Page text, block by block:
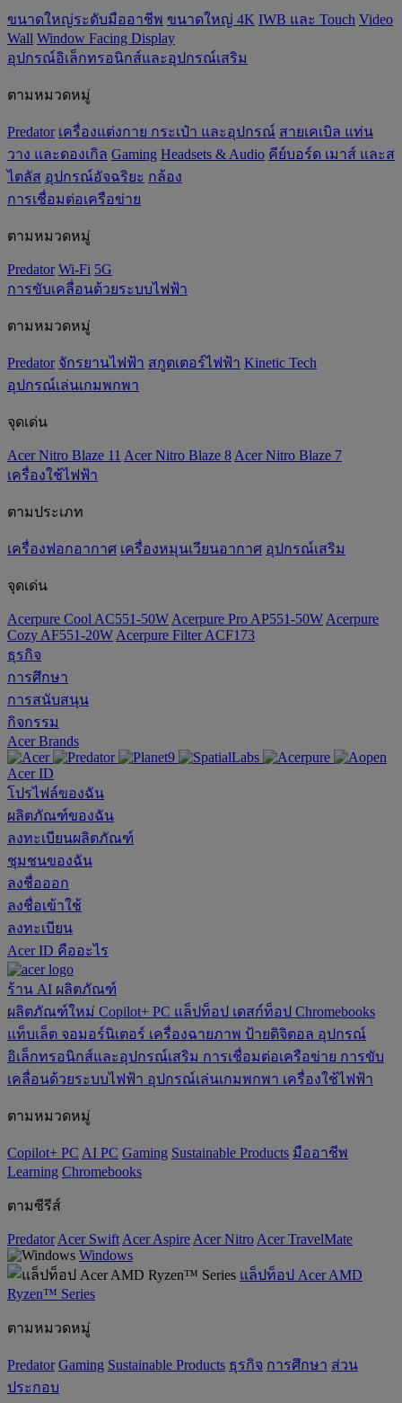
ขนาดใหญ่ระดับมืออาชีพ ขนาดใหญ่ 4K IWB และ Touch Video
Wall Window Facing Display
อุปกรณ์อิเล็กทรอนิกส์และอุปกรณ์เสริม
ตามหมวดหมู่
Predator เครื่องแต่งกาย กระเป๋า และอุปกรณ์ สายเคเบิล แท่น
วาง และดองเกิล Gaming ‌Headsets & Audio คีย์บอร์ด เมาส์ และส
ไตลัส อุปกรณ์อัจฉริยะ กล้อง
การเชื่อมต่อเครือข่าย
ตามหมวดหมู่
Predator Wi-Fi 5G
การขับเคลื่อนด้วยระบบไฟฟ้า
ตามหมวดหมู่
Predator จักรยานไฟฟ้า สกูตเตอร์ไฟฟ้า Kinetic Tech
อุปกรณ์เล่นเกมพกพา
จุดเด่น
Acer Nitro Blaze 11 Acer Nitro Blaze 8 Acer Nitro Blaze 7
เครื่องใช้ไฟฟ้า
ตามประเภท
เครื่องฟอกอากาศ เครื่องหมุนเวียนอากาศ อุปกรณ์เสริม
จุดเด่น
Acerpure Cool AC551-50W Acerpure Pro AP551-50W Acerpure
Cozy AF551-20W Acerpure Filter ACF173
ธุรกิจ
การศึกษา
การสนับสนุน
กิจกรรม
Acer Brands
Acer ID
โปรไฟล์ของฉัน
ผลิตภัณฑ์ของฉัน
ลงทะเบียนผลิตภัณฑ์
ชุมชนของฉัน
ลงชื่อออก
ลงชื่อเข้าใช้
ลงทะเบียน
Acer ID คืออะไร
ร้าน AI ผลิตภัณฑ์
ผลิตภัณฑ์ใหม่ Copilot+ PC แล็ปท็อป เดสก์ท็อป Chromebooks
แท็บเล็ต จอมอร์นิเตอร์ เครื่องฉายภาพ ป้ายดิจิตอล อุปกรณ์
อิเล็กทรอนิกส์และอุปกรณ์เสริม การเชื่อมต่อเครือข่าย การขับ
เคลื่อนด้วยระบบไฟฟ้า อุปกรณ์เล่นเกมพกพา เครื่องใช้ไฟฟ้า
ตามหมวดหมู่
Copilot+ PC AI PC Gaming ‌Sustainable Products มืออาชีพ
‌Learning Chromebooks
ตามซีรีส์
Predator Acer Swift Acer Aspire Acer Nitro Acer TravelMate
Windows
แล็ปท็อป Acer AMD
Ryzen™ Series
ตามหมวดหมู่
Predator Gaming ‌Sustainable Products ธุรกิจ การศึกษา ส่วน
ประกอบ